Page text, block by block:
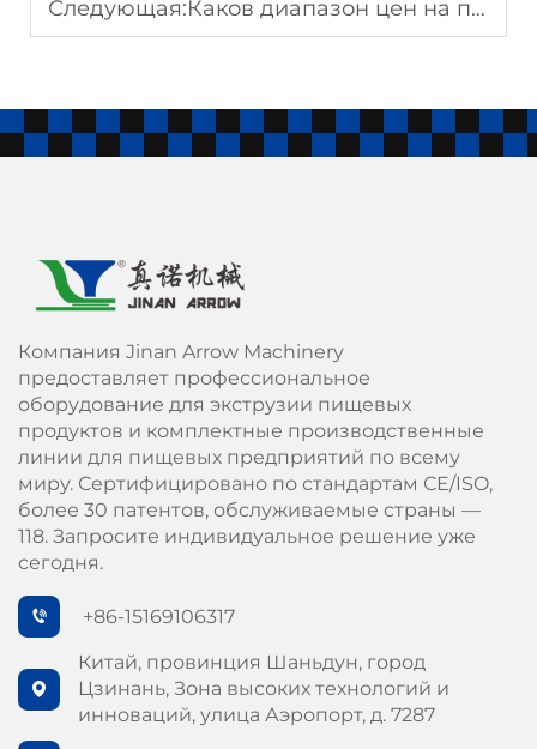
Следующая:Каков диапазон цен на промышленную машину для производства чипсов из кукурузы
Компания Jinan Arrow Machinery
предоставляет профессиональное
оборудование для экструзии пищевых
продуктов и комплектные производственные
линии для пищевых предприятий по всему
миру. Сертифицировано по стандартам СЕ/ISO,
более 30 патентов, обслуживаемые страны —
118. Запросите индивидуальное решение уже
сегодня.
+86-15169106317
Китай, провинция Шаньдун, город
Цзинань, Зона высоких технологий и
инноваций, улица Аэропорт, д. 7287